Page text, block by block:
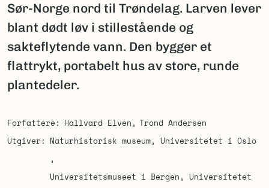
Sør-Norge nord til Trøndelag. Larven lever
blant dødt løv i stillestående og
sakteflytende vann. Den bygger et
flattrykt, portabelt hus av store, runde
plantedeler.
Forfattere Hallvard Elven
Trond Andersen
Utgiver
Naturhistorisk museum, Universitetet i Oslo
Universitetsmuseet i Bergen, Universitetet